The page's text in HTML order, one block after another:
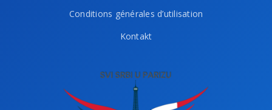
Conditions générales d’utilisation
Kontakt